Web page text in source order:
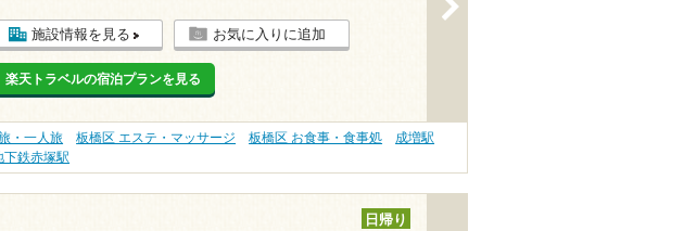
施設情報を見る お気に入りに追加
楽天トラベルの宿泊プランを見る
・一人旅 板橋区 エステ・マッサージ 板橋区 お食事・食事処
成増駅
下鉄赤塚駅
日帰り